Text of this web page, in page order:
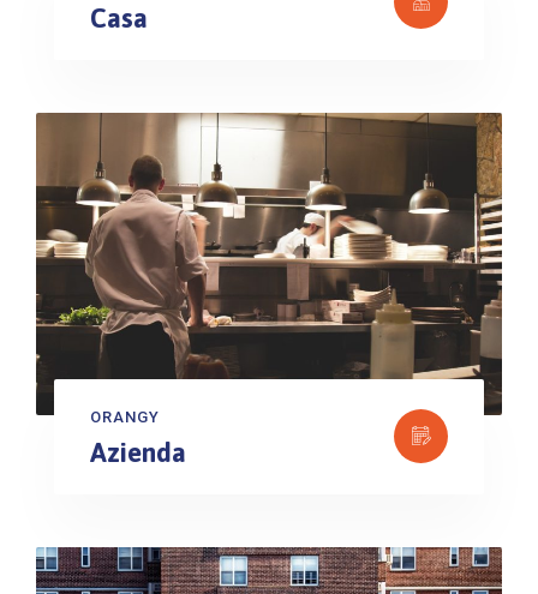
Casa
ORANGY
Azienda